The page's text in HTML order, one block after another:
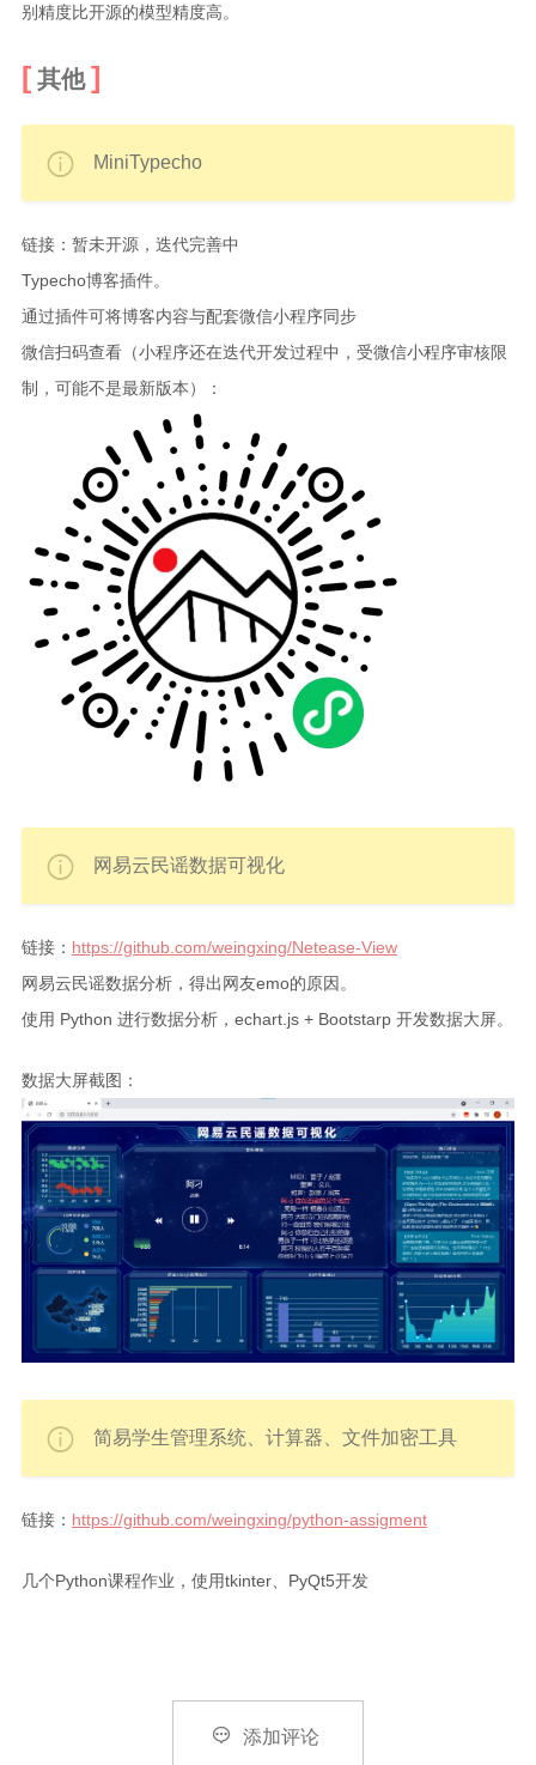
别精度比开源的模型精度高。
其他
MiniTypecho
链接：暂未开源，迭代完善中
Typecho博客插件。
通过插件可将博客内容与配套微信小程序同步
微信扫码查看（小程序还在迭代开发过程中，受微信小程序审核限
制，可能不是最新版本）：
网易云民谣数据可视化
链接： https://github.com/weingxing/Netease-View
网易云民谣数据分析，得出网友emo的原因。
使用 Python 进行数据分析，echart.js + Bootstarp 开发数据大屏。
数据大屏截图：
简易学生管理系统、计算器、文件加密工具
链接： https://github.com/weingxing/python-assigment
几个Python课程作业，使用tkinter、PyQt5开发
 添加评论